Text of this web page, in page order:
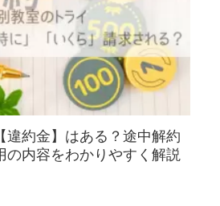
違約金】はある？途中解約
の内容をわかりやすく解説